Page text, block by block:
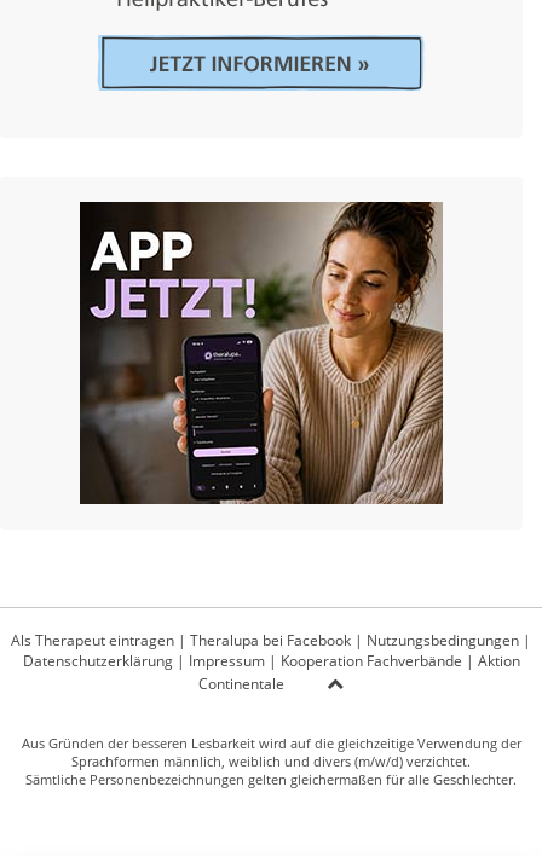
Als Therapeut eintragen | Theralupa bei Facebook | Nutzungsbedingungen |
Datenschutzerklärung| Impressum| Kooperation Fachverbände | Aktion
Continentale
Aus Gründen der besseren Lesbarkeit wird auf die gleichzeitige Verwendung der
Sprachformen männlich, weiblich und divers (m/w/d) verzichtet.
Sämtliche Personenbezeichnungen gelten gleichermaßen für alle Geschlechter.